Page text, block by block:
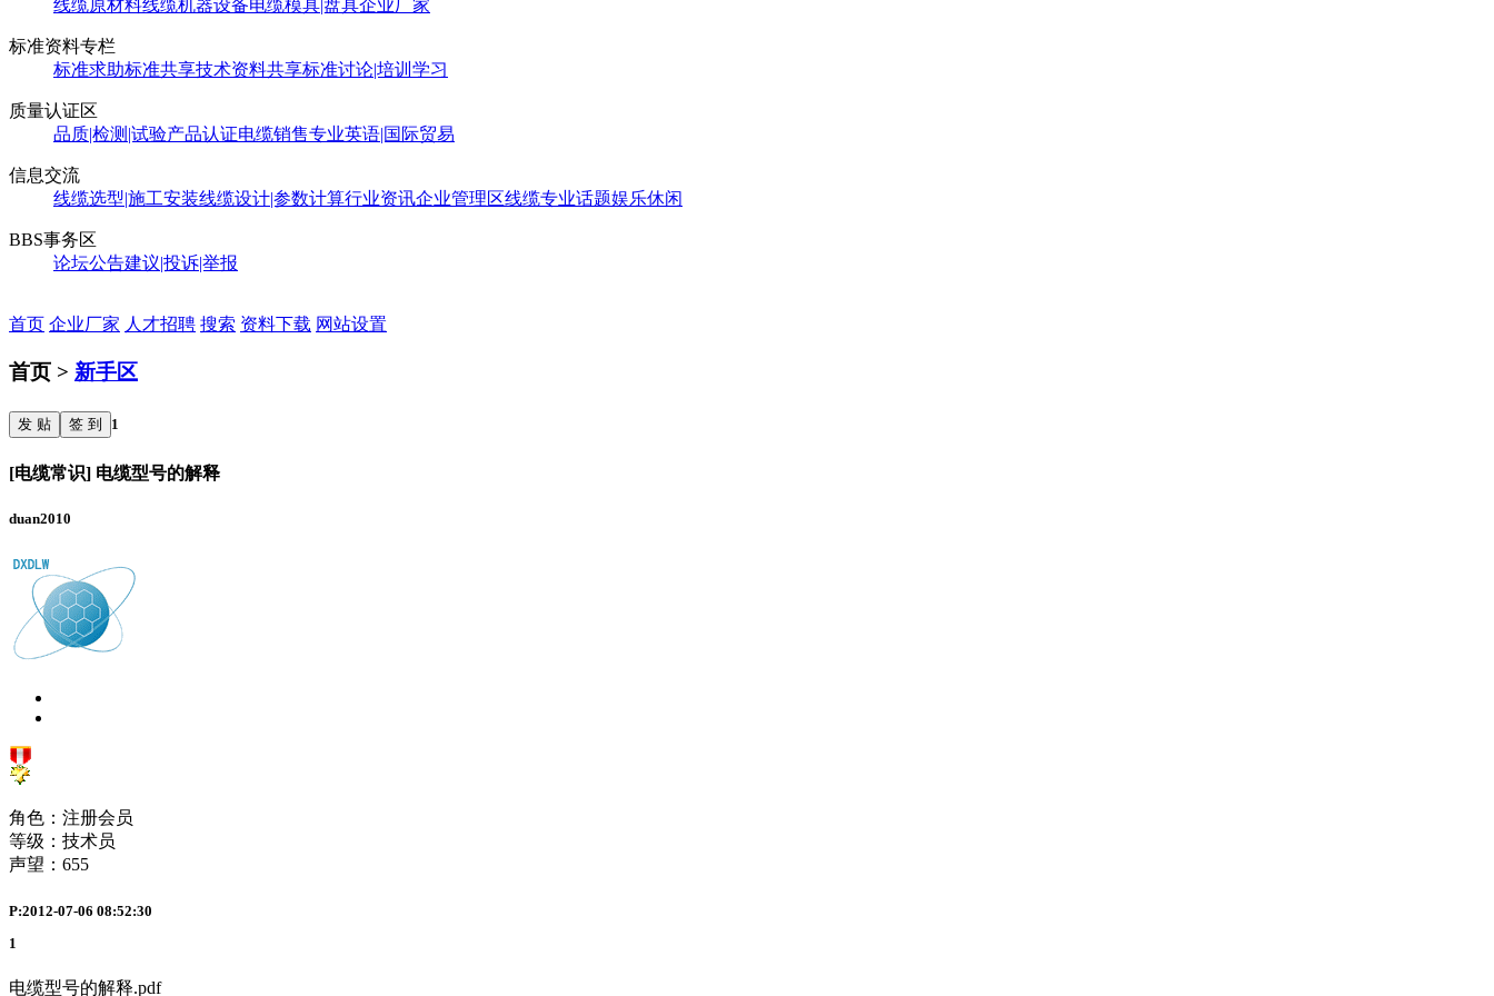
线缆原材料线缆机器设备电缆模具|盘具企业厂家
标准资料专栏
标准求助标准共享技术资料共享标准讨论|培训学习
质量认证区
品质|检测|试验产品认证电缆销售专业英语|国际贸易
信息交流
线缆选型|施工安装线缆设计|参数计算行业资讯企业管理区线缆专业话题娱乐休闲
BBS事务区
论坛公告建议|投诉|举报
首页 企业厂家 人才招聘 搜索 资料下载 网站设置
首页 > 新手区
发 贴 签 到 1
[电缆常识] 电缆型号的解释
duan2010
角色：注册会员
等级：技术员
声望： 655
P:2012-07-06 08:52:30
1
电缆型号的解释.pdf